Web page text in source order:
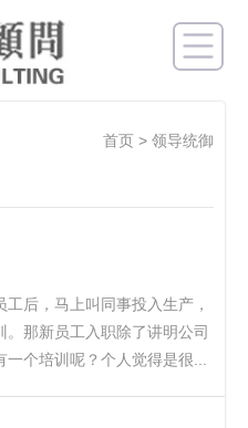
首页 >领导统御
后，马上叫同事投入生产，
那新员工入职除了讲明公司
个培训呢？个人觉得是很...